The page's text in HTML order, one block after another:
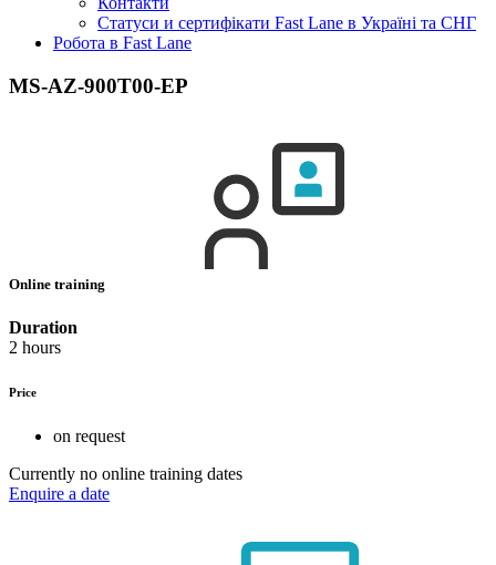
Статуси и сертифікати Fast Lane в Україні та СНГ
Робота в Fast Lane
MS-AZ-900T00-EP
Online training
Duration
2 hours
Price
on request
Currently no online training dates
Enquire a date